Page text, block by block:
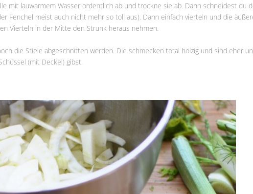
mit lauwarmem Wasser ordentlich ab und trockne sie ab. Dann schneidest du
Fenchel meist auch nicht mehr so toll aus). Dann einfach vierteln und die
Vierteln in der Mitte den Strunk heraus nehmen.
die Stiele abgeschnitten werden. Die schmecken total holzig und sind eher
(mit Deckel) gibst.